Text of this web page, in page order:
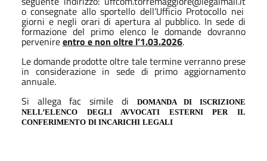
o consegnate allo sportello dell’Ufficio Protocollo nei
giorni e negli orari di apertura al pubblico. In sede di
formazione del primo elenco le domande dovranno
pervenireentro e non oltre l’1.03.2026.
Le domande prodotte oltre tale termine verranno prese
in considerazione in sede di primo aggiornamento
annuale.
Si allega fac simile di
DOMANDA DI ISCRIZIONE
NELL’ELENCO DEGLI AVVOCATI ESTERNI PER IL
CONFERIMENTO DI INCARICHI LEGALI